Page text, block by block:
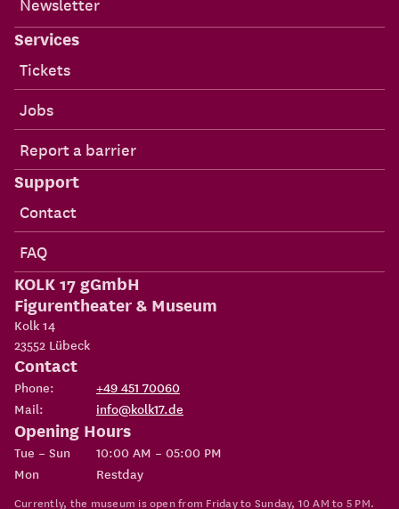
Services
Tickets
Jobs
Report a barrier
Support
Contact
FAQ
KOLK 17 gGmbH
Figurentheater & Museum
Kolk 14
23552 Lübeck
Contact
Phone:
+49 451 70060
Mail:
info@kolk17.de
Opening Hours
Tue – Sun
10:00 AM – 05:00 PM
Mon
Restday
Currently, the museum is open from Friday to Sunday, 10 AM to 5 PM.